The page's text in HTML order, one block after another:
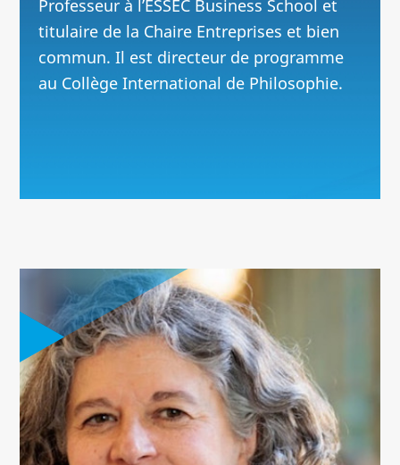
Professeur à l’ESSEC Business School et
titulaire de la Chaire Entreprises et bien
commun. Il est directeur de programme
au Collège International de Philosophie.